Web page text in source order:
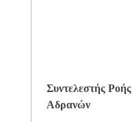
Συντελεστής Ροής
Αδρανών